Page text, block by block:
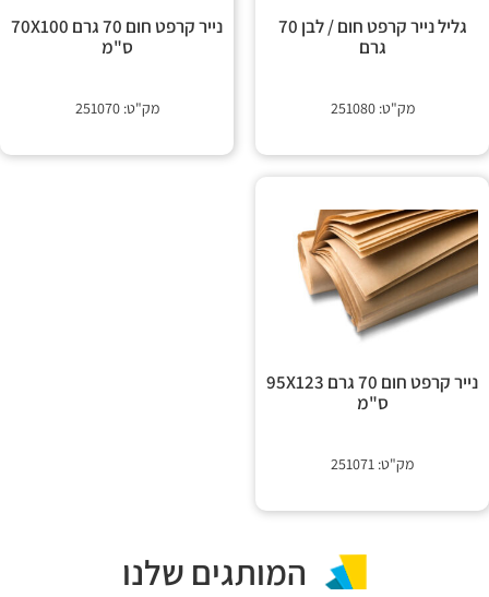
קשר
גליל נייר קרפט חום / לבן 70
גרם
מק"ט: 251080
נייר קרפט חום 70 גרם 70X100
ס"מ
מק"ט: 251070
נייר קרפט חום 70 גרם 95X123
ס"מ
מק"ט: 251071
המותגים שלנו